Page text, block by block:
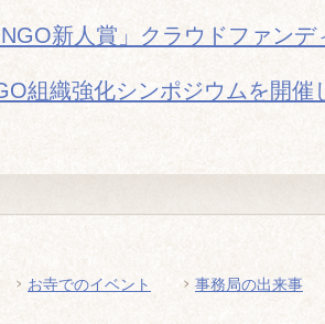
新人賞」クラウドファン
組織強化シンポジウムを開催
お寺でのイベント 事務局の出来事